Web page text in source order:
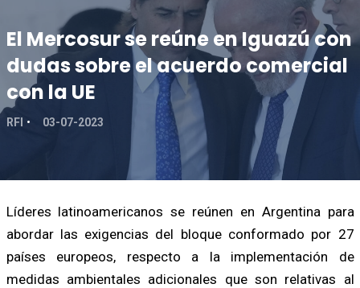
El Mercosur se reúne en Iguazú con
dudas sobre el acuerdo comercial
con la UE
RFI 03-07-2023
Líderes latinoamericanos se reúnen en Argentina para
abordar las exigencias del bloque conformado por 27
países europeos, respecto a la implementación de
medidas ambientales adicionales que son relativas al